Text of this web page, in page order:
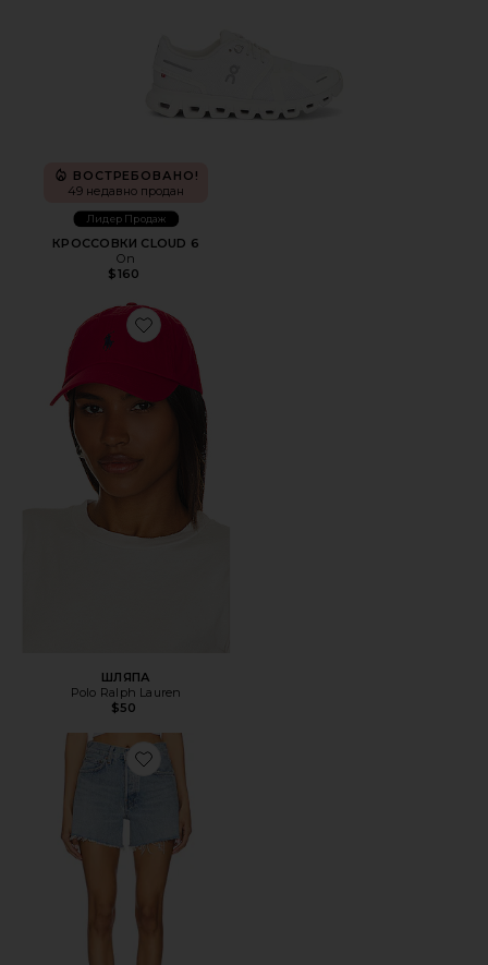
ВОСТРЕБОВАНО!
49 недавно продан
Лидер Продаж
КРОССОВКИ CLOUD 6
On
$160
Favorite ШЛЯПА
ШЛЯПА
Polo Ralph Lauren
$50
Favorite ШОРТЫ PARKER